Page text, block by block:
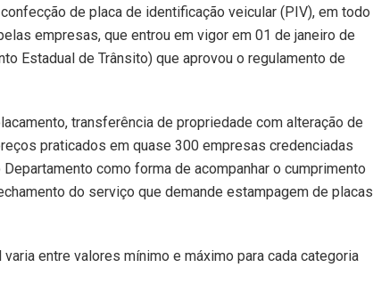
de placa de identificação veicular (PIV), em todo
empresas, que entrou em vigor em 01 de janeiro de
Estadual de Trânsito) que aprovou o regulamento de
transferência de propriedade com alteração de
praticados em quase 300 empresas credenciadas
como forma de acompanhar o cumprimento
do serviço que demande estampagem de placas
entre valores mínimo e máximo para cada categoria